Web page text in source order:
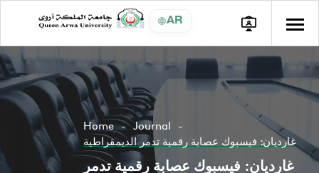
AR
Home
Journal
غارديان: فيسبوك عصابة رقمية تدمر الديمقراطية
غارديان: فيسبوك عصابة رقمية تدمر